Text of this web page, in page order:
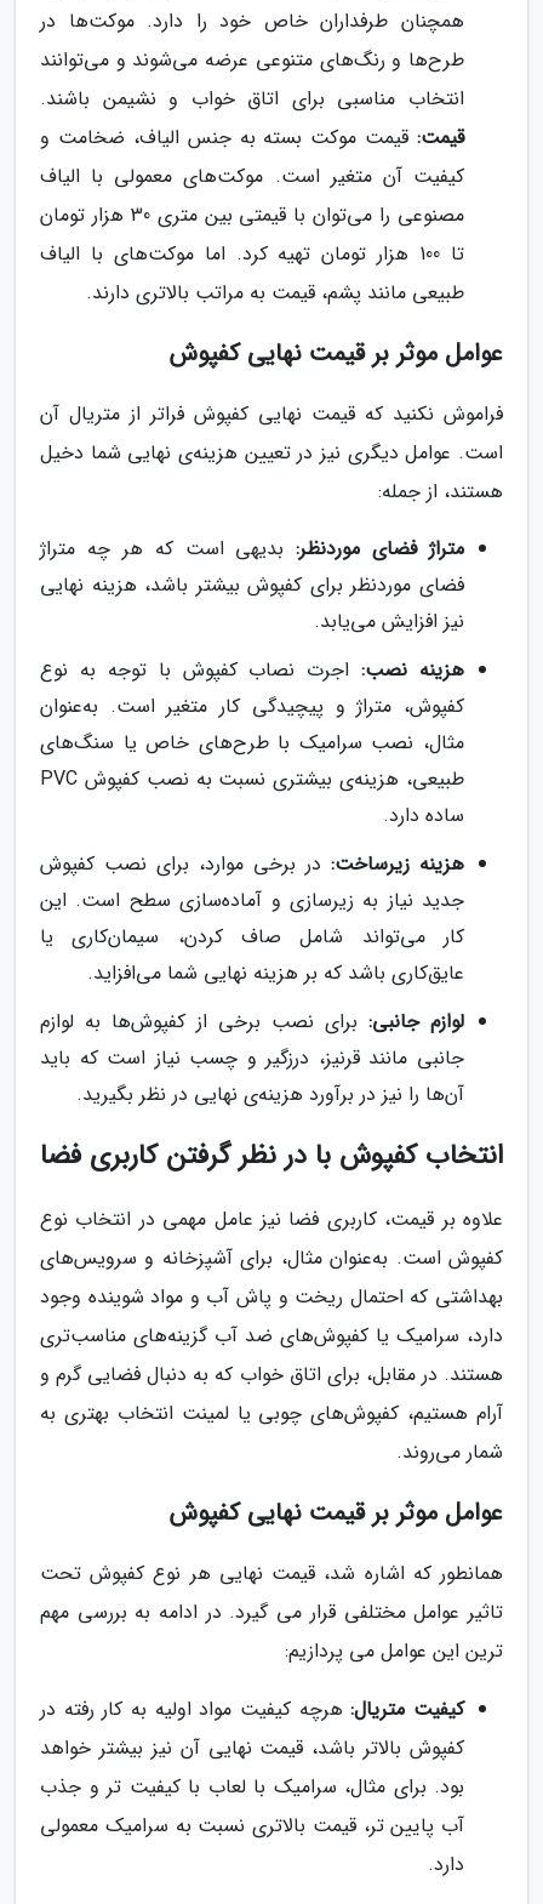
همچنان طرفداران خاص خود را دارد. موکت‌ها در
طرح‌ها و رنگ‌های متنوعی عرضه می‌شوند و می‌توانند
انتخاب مناسبی برای اتاق خواب و نشیمن باشند.
قیمت: قیمت موکت بسته به جنس الیاف، ضخامت و
کیفیت آن متغیر است. موکت‌های معمولی با الیاف
مصنوعی را می‌توان با قیمتی بین متری 30 هزار تومان
تا 100 هزار تومان تهیه کرد. اما موکت‌های با الیاف
طبیعی مانند پشم، قیمت به مراتب بالاتری دارند.
عوامل موثر بر قیمت نهایی کفپوش
فراموش نکنید که قیمت نهایی کفپوش فراتر از متریال آن
است. عوامل دیگری نیز در تعیین هزینه‌ی نهایی شما دخیل
هستند، از جمله:
متراژ فضای موردنظر:بدیهی است که هر چه متراژ
فضای موردنظر برای کفپوش بیشتر باشد، هزینه نهایی
نیز افزایش می‌یابد.
هزینه نصب:اجرت نصاب کفپوش با توجه به نوع
کفپوش، متراژ و پیچیدگی کار متغیر است. به‌عنوان
مثال، نصب سرامیک با طرح‌های خاص یا سنگ‌های
طبیعی، هزینه‌ی بیشتری نسبت به نصب کفپوش PVC
ساده دارد.
هزینه زیرساخت: در برخی موارد، برای نصب کفپوش
جدید نیاز به زیرسازی و آماده‌سازی سطح است. این
کار می‌تواند شامل صاف کردن، سیمان‌کاری یا
عایق‌کاری باشد که بر هزینه نهایی شما می‌افزاید.
لوازم جانبی: برای نصب برخی از کفپوش‌ها به لوازم
جانبی مانند قرنیز، درزگیر و چسب نیاز است که باید
آن‌ها را نیز در برآورد هزینه‌ی نهایی در نظر بگیرید.
انتخاب کفپوش با در نظر گرفتن کاربری فضا
علاوه بر قیمت، کاربری فضا نیز عامل مهمی در انتخاب نوع
کفپوش است. به‌عنوان مثال، برای آشپزخانه و سرویس‌های
بهداشتی که احتمال ریخت و پاش آب و مواد شوینده وجود
دارد، سرامیک یا کفپوش‌های ضد آب گزینه‌های مناسب‌تری
هستند. در مقابل، برای اتاق خواب که به دنبال فضایی گرم و
آرام هستیم، کفپوش‌های چوبی یا لمینت انتخاب بهتری به
شمار می‌روند.
عوامل موثر بر قیمت نهایی کفپوش
همانطور که اشاره شد، قیمت نهایی هر نوع کفپوش تحت
تاثیر عوامل مختلفی قرار می گیرد. در ادامه به بررسی مهم
ترین این عوامل می پردازیم:
کیفیت متریال:هرچه کیفیت مواد اولیه به کار رفته در
کفپوش بالاتر باشد، قیمت نهایی آن نیز بیشتر خواهد
بود. برای مثال، سرامیک با لعاب با کیفیت تر و جذب
آب پایین تر، قیمت بالاتری نسبت به سرامیک معمولی
دارد.